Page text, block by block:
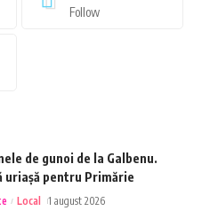
Follow
de gunoi de la Galbenu.
uriașă pentru Primărie
Local 1 august 2026